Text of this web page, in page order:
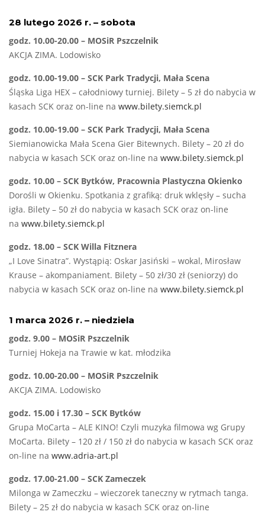
28 lutego 2026 r. – sobota
godz. 10.00-20.00 – MOSiR Pszczelnik
AKCJA ZIMA. Lodowisko
godz. 10.00-19.00 – SCK Park Tradycji, Mała Scena
Śląska Liga HEX – całodniowy turniej. Bilety – 5 zł do nabycia w
kasach SCK oraz on-line na www.bilety.siemck.pl
godz. 10.00-19.00 – SCK Park Tradycji, Mała Scena
Siemianowicka Mała Scena Gier Bitewnych. Bilety – 20 zł do
nabycia w kasach SCK oraz on-line na www.bilety.siemck.pl
godz. 10.00 – SCK Bytków, Pracownia Plastyczna Okienko
Dorośli w Okienku. Spotkania z grafiką: druk wklęsły – sucha
igła. Bilety – 50 zł do nabycia w kasach SCK oraz on-line
na www.bilety.siemck.pl
godz. 18.00 – SCK Willa Fitznera
„I Love Sinatra”. Wystąpią: Oskar Jasiński – wokal, Mirosław
Krause – akompaniament. Bilety – 50 zł/30 zł (seniorzy) do
nabycia w kasach SCK oraz on-line na www.bilety.siemck.pl
1 marca 2026 r. – niedziela
godz. 9.00 – MOSiR Pszczelnik
Turniej Hokeja na Trawie w kat. młodzika
godz. 10.00-20.00 – MOSiR Pszczelnik
AKCJA ZIMA. Lodowisko
godz. 15.00 i 17.30 – SCK Bytków
Grupa MoCarta – ALE KINO! Czyli muzyka filmowa wg Grupy
MoCarta. Bilety – 120 zł / 150 zł do nabycia w kasach SCK oraz
on-line na www.adria-art.pl
godz. 17.00-21.00 – SCK Zameczek
Milonga w Zameczku – wieczorek taneczny w rytmach tanga.
Bilety – 25 zł do nabycia w kasach SCK oraz on-line